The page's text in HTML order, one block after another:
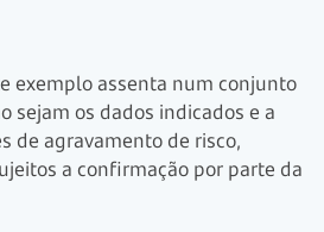
exemplo assenta num conjunto
sejam os dados indicados e a
de agravamento de risco,
a confirmação por parte da